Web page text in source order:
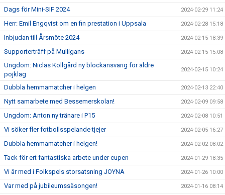
Dags för Mini-SIF 2024 2024-02-29 11:24
Herr: Emil Engqvist om en fin prestation i Uppsala 2024-02-28 15:18
Inbjudan till Årsmöte 2024 2024-02-15 18:39
Supporterträff på Mulligans 2024-02-15 15:08
Ungdom: Niclas Kollgård ny blockansvarig för äldre
pojklag
2024-02-15 10:24
Dubbla hemmamatcher i helgen 2024-02-13 22:40
Nytt samarbete med Bessemerskolan! 2024-02-09 09:58
Ungdom: Anton ny tränare i P15 2024-02-08 10:51
Vi söker fler fotbollsspelande tjejer 2024-02-05 16:27
Dubbla hemmamatcher i helgen! 2024-02-02 08:02
Tack för ert fantastiska arbete under cupen 2024-01-29 18:35
Vi är med i Folkspels storsatsning JOYNA 2024-01-26 10:00
Var med på jubileumssäsongen! 2024-01-16 08:14